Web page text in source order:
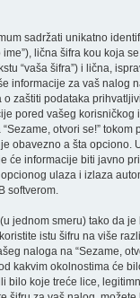
sadržati unikatno
ime”), lična šifra kou koja
“vaša šifra”) i lična,
informacije za vaš nalog
o zaštiti podataka
pored vašeg korisničkog
otvori se!” tokom
obavezno a šta opciono.
će informacije biti javno
ulaza i izlaza
softverom.
jednom smeru) tako da
istu šifru na više
naloga na “Sezame,
kakvim okolnostima će
bilo koje treće lice,